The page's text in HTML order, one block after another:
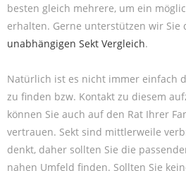
besten gleich mehrere, um ein
erhalten. Gerne unterstützen wir Sie
unabhängigen Sekt Vergleich.
Natürlich ist es nicht immer einfach
zu finden bzw. Kontakt zu diesem
können Sie auch auf den Rat Ihrer
vertrauen. Sekt sind mittlerweile
denkt, daher sollten Sie die
nahen Umfeld finden. Sollten Sie